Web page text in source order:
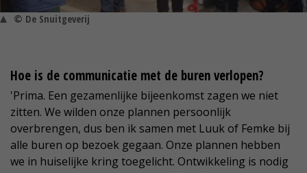
© De Snuitgeverij
Hoe is de communicatie met de buren verlopen?
'Prima. Een gezamenlijke bijeenkomst zagen we niet
zitten. We wilden onze plannen persoonlijk
overbrengen, dus ben ik samen met Luuk of Femke bij
alle buren op bezoek gegaan. Onze plannen hebben
we in huiselijke kring toegelicht. Ontwikkeling is nodig